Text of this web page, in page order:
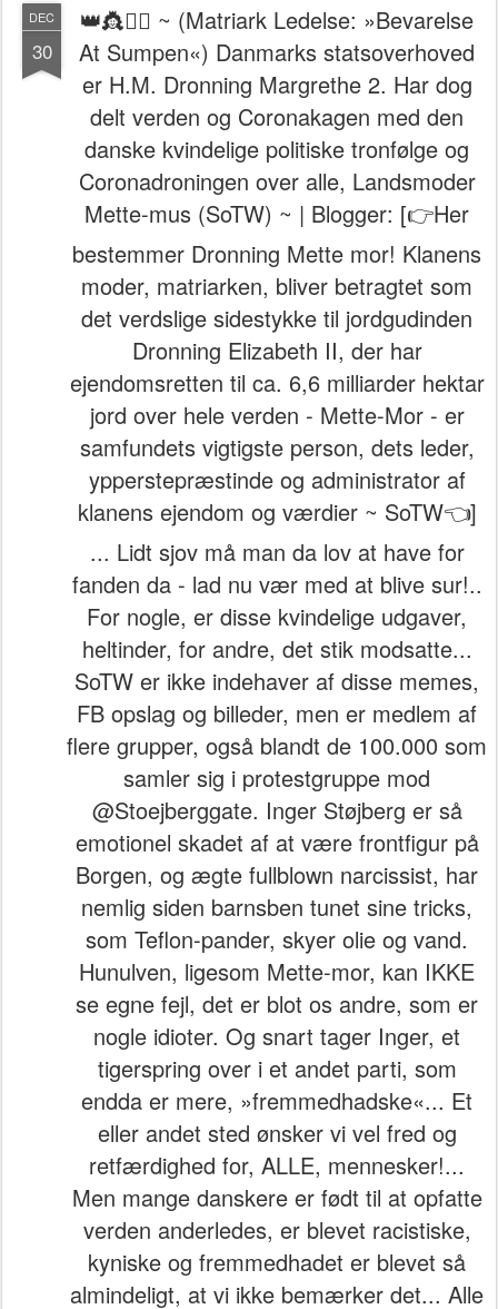
DEC
30
👑👸🦸‍♀️ ~ (Matriark Ledelse: »Bevarelse
At Sumpen«) Danmarks statsoverhoved
er H.M. Dronning Margrethe 2. Har dog
delt verden og Coronakagen med den
danske kvindelige politiske tronfølge og
Coronadroningen over alle, Landsmoder
Mette-mus (SoTW) ~ | Blogger: [👉Her
bestemmer Dronning Mette mor! Klanens
moder, matriarken, bliver betragtet som
det verdslige sidestykke til jordgudinden
Dronning Elizabeth II, der har
ejendomsretten til ca. 6,6 milliarder hektar
jord over hele verden - Mette-Mor - er
samfundets vigtigste person, dets leder,
ypperstepræstinde og administrator af
klanens ejendom og værdier ~ SoTW👈]
... Lidt sjov må man da lov at have for
fanden da - lad nu vær med at blive sur!..
For nogle, er disse kvindelige udgaver,
heltinder, for andre, det stik modsatte...
SoTW er ikke indehaver af disse memes,
FB opslag og billeder, men er medlem af
flere grupper, også blandt de 100.000 som
samler sig i protestgruppe mod
@Stoejberggate. Inger Støjberg er så
emotionel skadet af at være frontfigur på
Borgen, og ægte fullblown narcissist, har
nemlig siden barnsben tunet sine tricks,
som Teflon-pander, skyer olie og vand.
Hunulven, ligesom Mette-mor, kan IKKE
se egne fejl, det er blot os andre, som er
nogle idioter. Og snart tager Inger, et
tigerspring over i et andet parti, som
endda er mere, »fremmedhadske«... Et
eller andet sted ønsker vi vel fred og
retfærdighed for, ALLE, mennesker!...
Men mange danskere er født til at opfatte
verden anderledes, er blevet racistiske,
kyniske og fremmedhadet er blevet så
almindeligt, at vi ikke bemærker det... Alle